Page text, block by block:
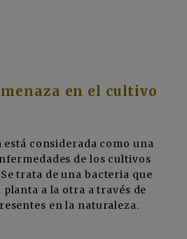
en el cultivo
está considerada como una
de los cultivos
trata de una bacteria que
a la otra a través de
en la naturaleza.